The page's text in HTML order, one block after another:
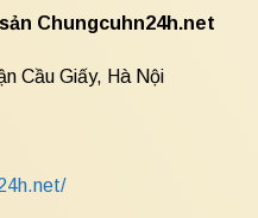
Chungcuhn24h.net
Cầu Giấy, Hà Nội